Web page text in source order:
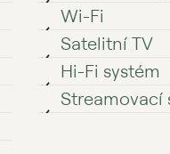
Wi⁠⁠⁠⁠⁠⁠-⁠⁠⁠⁠⁠⁠Fi
Satelitní TV
Hi⁠⁠⁠⁠⁠⁠-⁠⁠⁠⁠⁠⁠Fi systém
Streamovací